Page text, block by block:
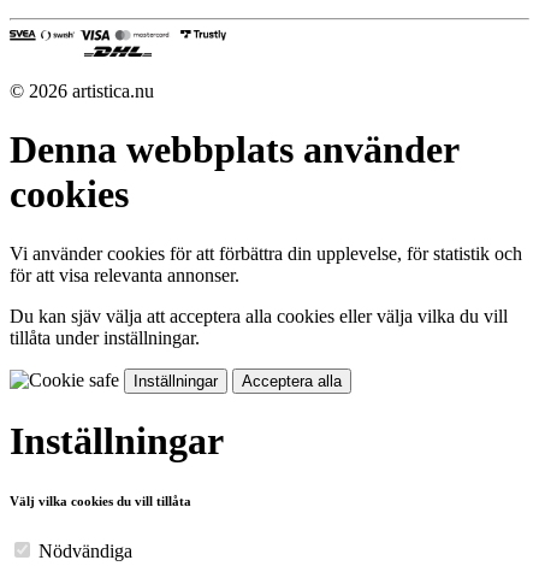
© 2026 artistica.nu
Denna webbplats använder
cookies
Vi använder cookies för att förbättra din upplevelse, för statistik och
för att visa relevanta annonser.
Du kan sjäv välja att acceptera alla cookies eller välja vilka du vill
tillåta under inställningar.
Inställningar Acceptera alla
Inställningar
Välj vilka cookies du vill tillåta
Nödvändiga